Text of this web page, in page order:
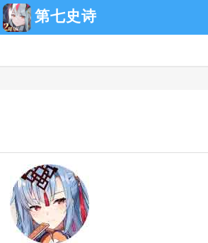
第七史诗